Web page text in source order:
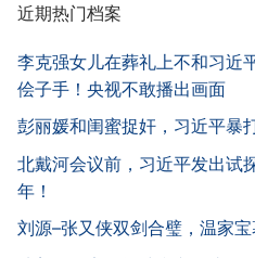
近期热门档案
李克强女儿在葬礼上不和习近
侩子手！央视不敢播出画面
彭丽媛和闺蜜捉奸，习近平暴
北戴河会议前，习近平发出试
年！
刘源–张又侠双剑合璧，温家